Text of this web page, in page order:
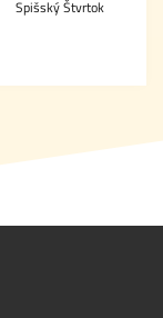
Spišský Štvrtok